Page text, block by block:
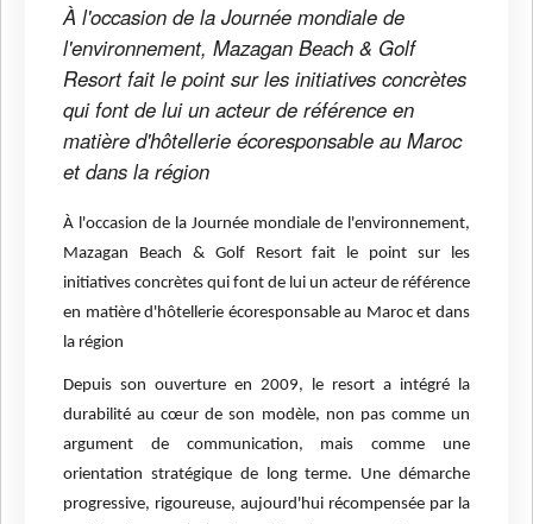
À l'occasion de la Journée mondiale de
l'environnement, Mazagan Beach & Golf
Resort fait le point sur les initiatives concrètes
qui font de lui un acteur de référence en
matière d'hôtellerie écoresponsable au Maroc
et dans la région
À l'occasion de la Journée mondiale de l'environnement,
Mazagan Beach & Golf Resort fait le point sur les
initiatives concrètes qui font de lui un acteur de référence
en matière d'hôtellerie écoresponsable au Maroc et dans
la région
Depuis son ouverture en 2009, le resort a intégré la
durabilité au cœur de son modèle, non pas comme un
argument de communication, mais comme une
orientation stratégique de long terme. Une démarche
progressive, rigoureuse, aujourd'hui récompensée par la